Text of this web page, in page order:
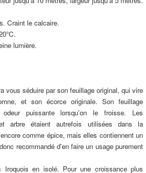
Craint le calcaire.
lumière.
vous séduire par son feuillage original, qui vire
et son écorce originale. Son feuillage
odeur puissante lorsqu'on le froisse. Les
arbre étaient autrefois utilisées dans la
comme épice, mais elles contiennent un
recommandé d'en faire un usage purement
Iroquois en isolé. Pour une croissance plus